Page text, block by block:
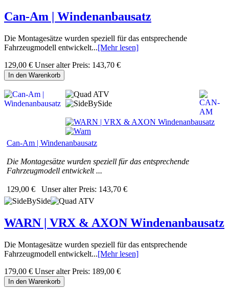
Can-Am | Windenanbausatz
Die Montagesätze wurden speziell für das entsprechende
Fahrzeugmodell entwickelt...[Mehr lesen]
129,00 € Unser alter Preis: 143,70 €
In den Warenkorb
Can-Am | Windenanbausatz
Die Montagesätze wurden speziell für das entsprechende
Fahrzeugmodell entwickelt ...
129,00 € Unser alter Preis: 143,70 €
WARN | VRX & AXON Windenanbausatz
Die Montagesätze wurden speziell für das entsprechende
Fahrzeugmodell entwickelt...[Mehr lesen]
179,00 € Unser alter Preis: 189,00 €
In den Warenkorb